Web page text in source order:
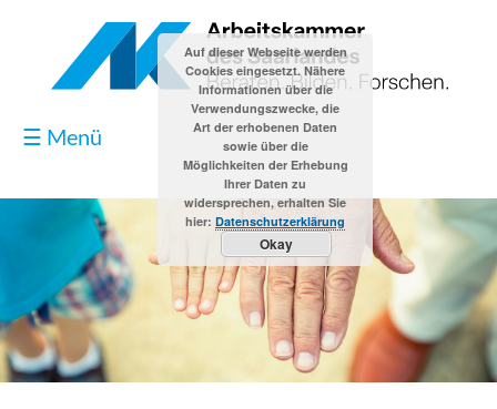
☰ Menü
Blog
Kontakt
Auf dieser Webseite werden
Cookies eingesetzt. Nähere
Informationen über die
Verwendungszwecke, die
Art der erhobenen Daten
sowie über die
Möglichkeiten der Erhebung
Ihrer Daten zu
widersprechen, erhalten Sie
hier: Datenschutzerklärung
Okay